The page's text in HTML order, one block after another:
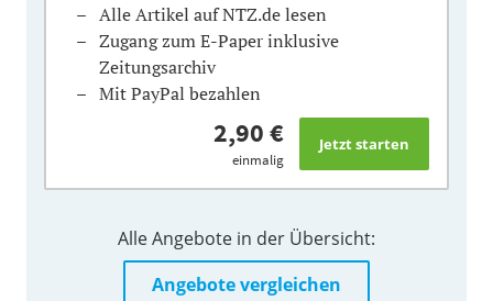
Alle Artikel auf NTZ.de lesen
Zugang zum E-Paper inklusive
Zeitungsarchiv
Mit PayPal bezahlen
2,90 €
einmalig
Alle Angebote in der Übersicht:
Angebote vergleichen